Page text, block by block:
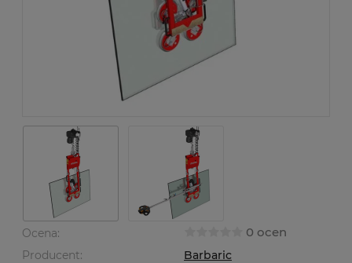
Ocena: 0 ocen
Producent:
Barbaric